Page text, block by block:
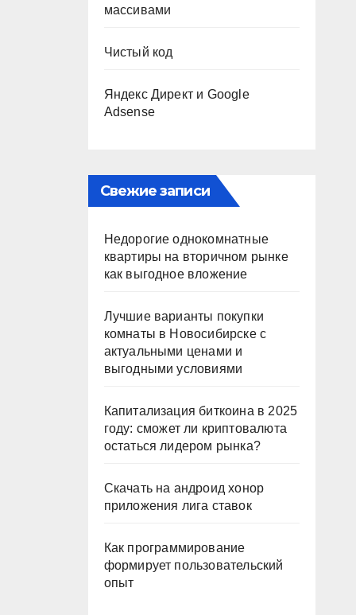
массивами
Чистый код
Яндекс Директ и Google
Adsense
Свежие записи
Недорогие однокомнатные
квартиры на вторичном рынке
как выгодное вложение
Лучшие варианты покупки
комнаты в Новосибирске с
актуальными ценами и
выгодными условиями
Капитализация биткоина в 2025
году: сможет ли криптовалюта
остаться лидером рынка?
Скачать на андроид хонор
приложения лига ставок
Как программирование
формирует пользовательский
опыт